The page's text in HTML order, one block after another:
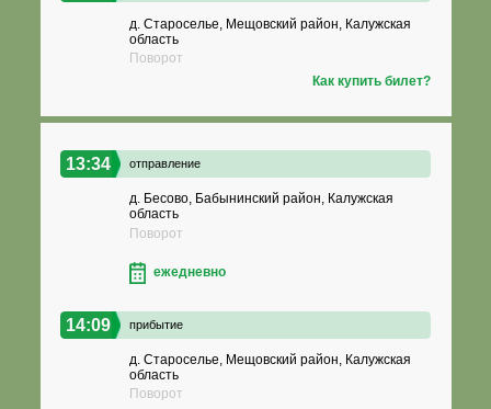
д. Староселье, Мещовский район, Калужская
область
Поворот
Как купить билет?
13:34 отправление
д. Бесово, Бабынинский район, Калужская
область
Поворот
ежедневно
14:09 прибытие
д. Староселье, Мещовский район, Калужская
область
Поворот